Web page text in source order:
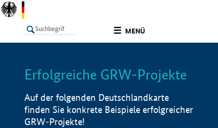
MENÜ
LISTE Info
Erfolgreiche GRW-Projekte
Auf der folgenden Deutschlandkarte
finden Sie konkrete Beispiele erfolgreicher
GRW-Projekte!